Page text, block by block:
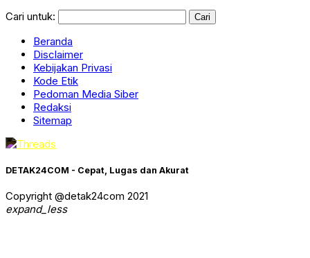
Cari untuk:
Beranda
Disclaimer
Kebijakan Privasi
Kode Etik
Pedoman Media Siber
Redaksi
Sitemap
DETAK24COM - Cepat, Lugas dan Akurat
Copyright @detak24com 2021
expand_less